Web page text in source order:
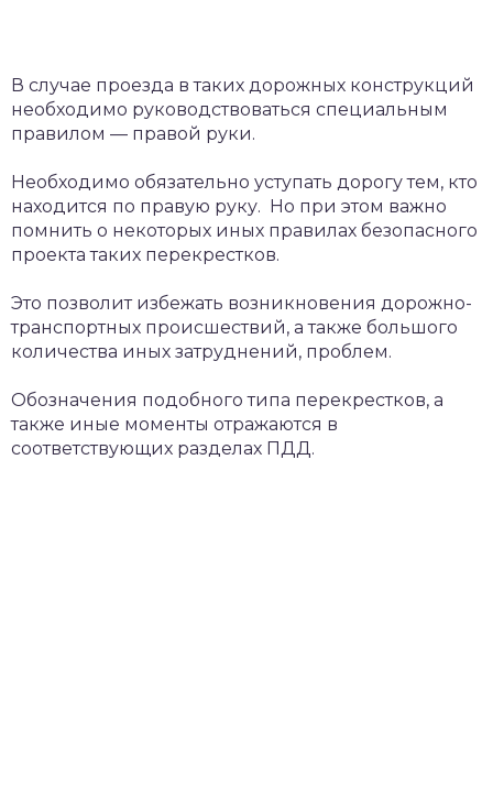
В случае проезда в таких дорожных конструкций
необходимо руководствоваться специальным
правилом — правой руки.
Необходимо обязательно уступать дорогу тем, кто
находится по правую руку. Но при этом важно
помнить о некоторых иных правилах безопасного
проекта таких перекрестков.
Это позволит избежать возникновения дорожно-
транспортных происшествий, а также большого
количества иных затруднений, проблем.
Обозначения подобного типа перекрестков, а
также иные моменты отражаются в
соответствующих разделах ПДД.